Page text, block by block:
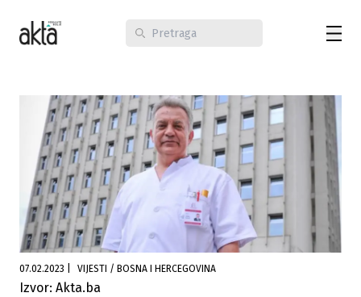
07.02.2023 VIJESTI / BOSNA I HERCEGOVINA
Izvor: Akta.ba